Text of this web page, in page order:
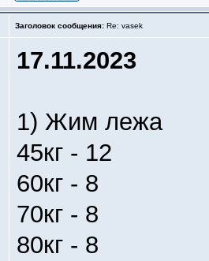
Заголовок сообщения: Re: vasek
17.11.2023
1) Жим лежа
45кг - 12
60кг - 8
70кг - 8
80кг - 8